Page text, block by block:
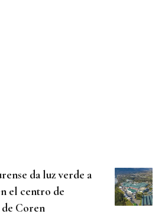
da luz verde a
el centro de
Coren